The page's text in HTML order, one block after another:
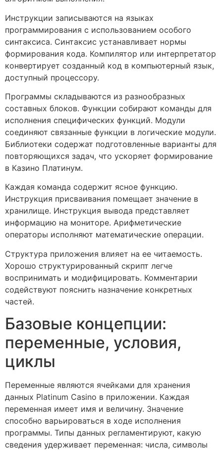
Инструкции записываются на языках
программирования с использованием особого
синтаксиса. Синтаксис устанавливает нормы
формирования кода. Компилятор или интерпретатор
конвертирует созданный код в компьютерный язык,
доступный процессору.
Программы складываются из разнообразных
составных блоков. Функции собирают команды для
исполнения специфических функций. Модули
соединяют связанные функции в логические модули.
Библиотеки содержат подготовленные варианты для
повторяющихся задач, что ускоряет формирование
в Казино Платинум.
Каждая команда содержит ясное функцию.
Инструкция присваивания помещает значение в
хранилище. Инструкция вывода представляет
информацию на мониторе. Арифметические
операторы исполняют математические операции.
Структура приложения влияет на ее читаемость.
Хорошо структурированный скрипт легче
воспринимать и модифицировать. Комментарии
содействуют пояснить назначение конкретных
частей.
Базовые концепции:
переменные, условия,
циклы
Переменные являются ячейками для хранения
данных Platinum Casino в приложении. Каждая
переменная имеет имя и величину. Значение
способно варьироваться в ходе исполнения
программы. Типы данных регламентируют, какую
сведения удерживает переменная: числа, символы